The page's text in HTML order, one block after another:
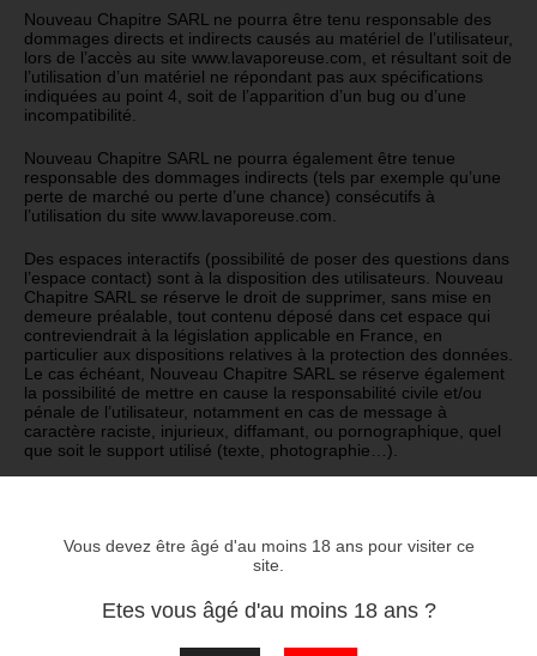
Vous devez être âgé d'au moins 18 ans pour visiter ce
site.
Etes vous âgé d'au moins 18 ans ?
Nouveau Chapitre SARL ne pourra être tenu responsable des
dommages directs et indirects causés au matériel de l’utilisateur,
lors de l’accès au site www.lavaporeuse.com, et résultant soit de
l’utilisation d’un matériel ne répondant pas aux spécifications
indiquées au point 4, soit de l’apparition d’un bug ou d’une
incompatibilité.
Nouveau Chapitre SARL ne pourra également être tenue
responsable des dommages indirects (tels par exemple qu’une
perte de marché ou perte d’une chance) consécutifs à
l’utilisation du site www.lavaporeuse.com.
Des espaces interactifs (possibilité de poser des questions dans
l’espace contact) sont à la disposition des utilisateurs. Nouveau
Chapitre SARL se réserve le droit de supprimer, sans mise en
demeure préalable, tout contenu déposé dans cet espace qui
contreviendrait à la législation applicable en France, en
particulier aux dispositions relatives à la protection des données.
Le cas échéant, Nouveau Chapitre SARL se réserve également
la possibilité de mettre en cause la responsabilité civile et/ou
pénale de l’utilisateur, notamment en cas de message à
caractère raciste, injurieux, diffamant, ou pornographique, quel
que soit le support utilisé (texte, photographie…).
En France, les données personnelles sont notamment
protégées par la loi n° 78-87 du 6 janvier 1978, la loi n° 2004-
801 du 6 août 2004, l’article L. 226-13 du Code pénal et la